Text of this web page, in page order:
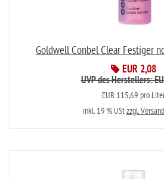
Goldwell Conbel Clear Festiger
EUR 2,08
UVP des Herstellers:
EUR 115,69 pro
inkl. 19 % UStzzgl.